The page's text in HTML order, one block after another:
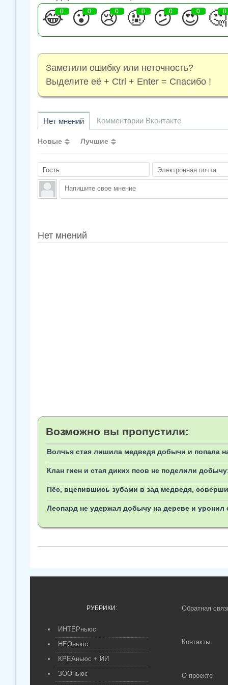
😂
0 😮
0 😢
0 🤬
0 😕
0 😍
0 🤔
0
Заметили ошибку или неточность?
Выделите её + Ctrl + Enter = Спасибо !
Нет мнений Комментарии Вконтакте
Новые Лучшие
Нет мнений
Возможно вы пропустили:
Волчья стая лишила медведя добычи и попала
Клан гиен и стая диких псов не поделили
Пёс, вцепившись зубами в зад медведя,
Леопард не удержал добычу на дереве и уронил
РУБРИКИ:
ИНТЕРньюс
НЕОньюс
КРЕАньюс + ИИ
ЗООньюс
Обратная
Контакты
О проекте